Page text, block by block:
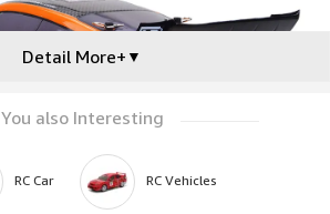
Detail More+ ▼
You also Interesting
RC Car RC Vehicles